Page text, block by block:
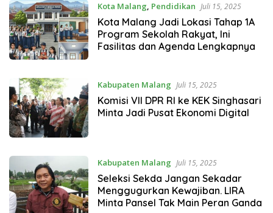
Kota Malang, Pendidikan Juli 15, 2025
Kota Malang Jadi Lokasi Tahap 1A
Program Sekolah Rakyat, Ini
Fasilitas dan Agenda Lengkapnya
Kabupaten Malang Juli 15, 2025
Komisi VII DPR RI ke KEK Singhasari
Minta Jadi Pusat Ekonomi Digital
Kabupaten Malang Juli 15, 2025
Seleksi Sekda Jangan Sekadar
Menggugurkan Kewajiban. LIRA
Minta Pansel Tak Main Peran Ganda